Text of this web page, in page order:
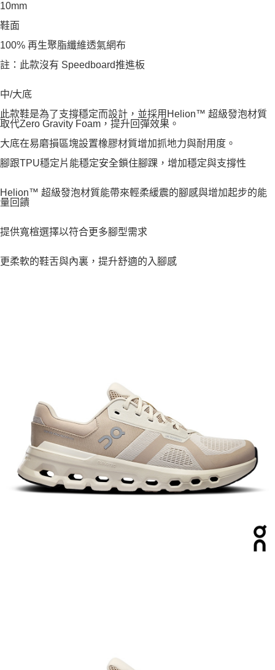
10mm
鞋面
100% 再生聚脂纖維透氣網布
註：此款沒有 Speedboard推進板
中/大底
此款鞋是為了支撐穩定而設計，並採用Helion™ 超級發泡材質
取代Zero Gravity Foam，提升回彈效果。
大底在易磨損區塊設置橡膠材質增加抓地力與耐用度。
腳跟TPU穩定片能穩定安全鎖住腳踝，增加穩定與支撐性
Helion™ 超級發泡材質能帶來輕柔緩震的腳感與增加起步的能
量回饋
提供寬楦選擇以符合更多腳型需求
更柔軟的鞋舌與內裏，提升舒適的入腳感